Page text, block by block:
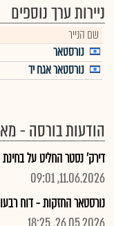
ניירות ערך נוספים
שם הנייר
נורסטאר
נורסטאר אגח יד
הודעות בורסה -
דירק' נסטר החליט על
11.06.2026, 09:01
נורסטאר החזקות - דוח רבעון 1 לשנת